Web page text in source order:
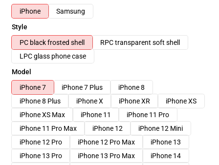
iPhone
Samsung
Style
PC black frosted shell
RPC transparent soft shell
LPC glass phone case
Model
iPhone 7
iPhone 7 Plus
iPhone 8
iPhone 8 Plus
iPhone X iPhone XR
iPhone XS
iPhone XS Max
iPhone 11
iPhone 11 Pro
iPhone 11 Pro Max
iPhone 12
iPhone 12 Mini
iPhone 12 Pro
iPhone 12 Pro Max
iPhone 13
iPhone 13 Pro
iPhone 13 Pro Max
iPhone 14